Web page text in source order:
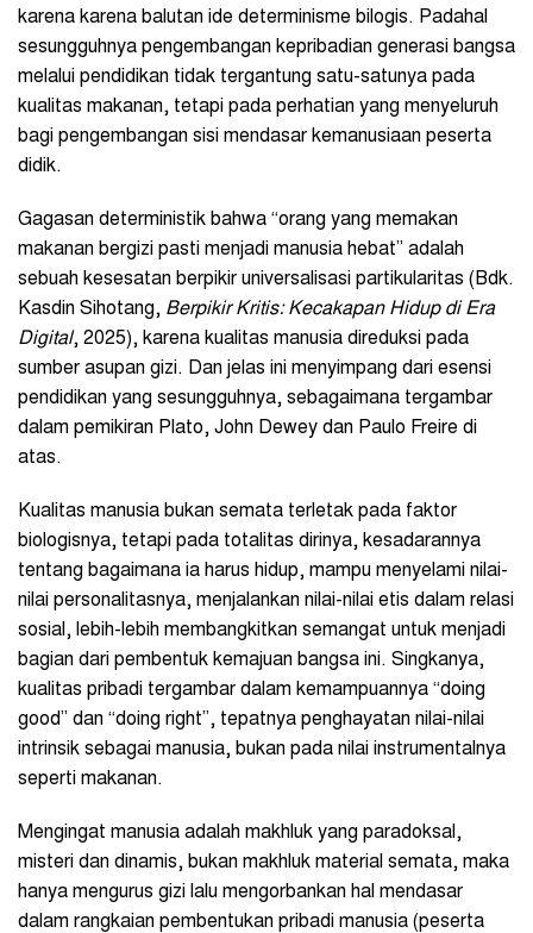
karena karena balutan ide determinisme bilogis. Padahal
sesungguhnya pengembangan kepribadian generasi bangsa
melalui pendidikan tidak tergantung satu-satunya pada
kualitas makanan, tetapi pada perhatian yang menyeluruh
bagi pengembangan sisi mendasar kemanusiaan peserta
didik.
Gagasan deterministik bahwa “orang yang memakan
makanan bergizi pasti menjadi manusia hebat” adalah
sebuah kesesatan berpikir universalisasi partikularitas (Bdk.
Kasdin Sihotang, Berpikir Kritis: Kecakapan Hidup di Era
Digital, 2025), karena kualitas manusia direduksi pada
sumber asupan gizi. Dan jelas ini menyimpang dari esensi
pendidikan yang sesungguhnya, sebagaimana tergambar
dalam pemikiran Plato, John Dewey dan Paulo Freire di
atas.
Kualitas manusia bukan semata terletak pada faktor
biologisnya, tetapi pada totalitas dirinya, kesadarannya
tentang bagaimana ia harus hidup, mampu menyelami nilai-
nilai personalitasnya, menjalankan nilai-nilai etis dalam relasi
sosial, lebih-lebih membangkitkan semangat untuk menjadi
bagian dari pembentuk kemajuan bangsa ini. Singkanya,
kualitas pribadi tergambar dalam kemampuannya “doing
good” dan “doing right”, tepatnya penghayatan nilai-nilai
intrinsik sebagai manusia, bukan pada nilai instrumentalnya
seperti makanan.
Mengingat manusia adalah makhluk yang paradoksal,
misteri dan dinamis, bukan makhluk material semata, maka
hanya mengurus gizi lalu mengorbankan hal mendasar
dalam rangkaian pembentukan pribadi manusia (peserta